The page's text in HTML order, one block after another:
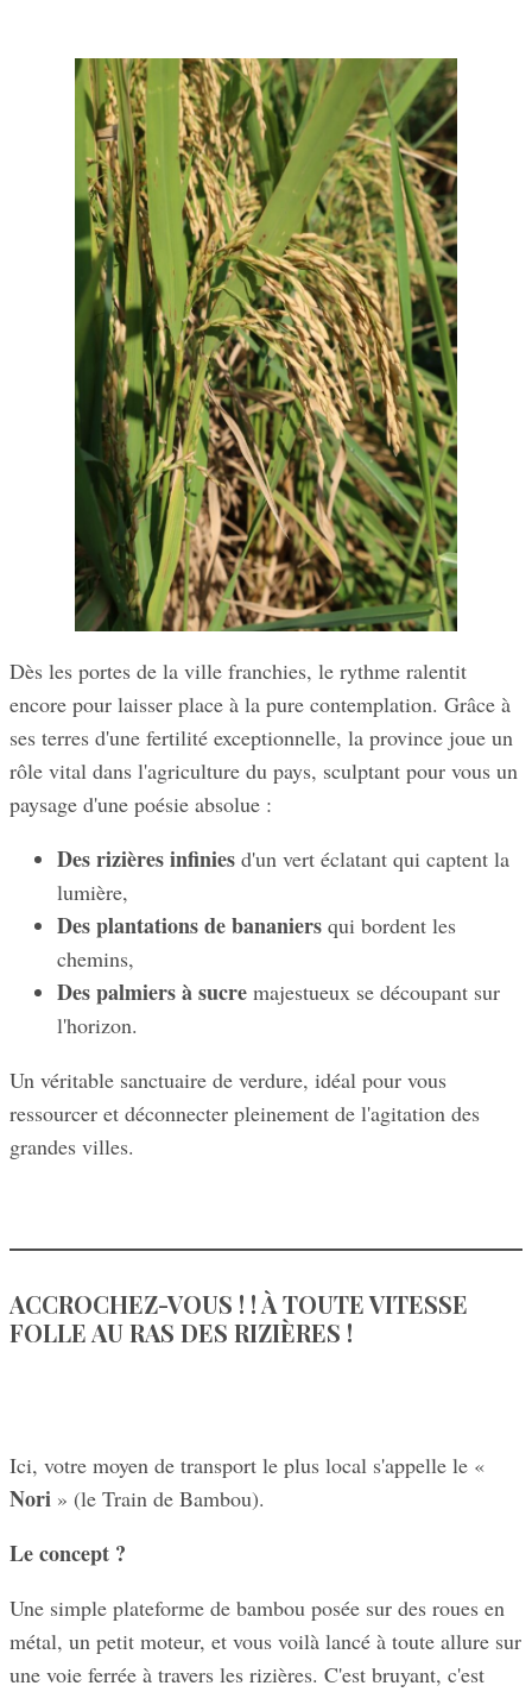
Dès les portes de la ville franchies, le rythme ralentit
encore pour laisser place à la pure contemplation. Grâce à
ses terres d'une fertilité exceptionnelle, la province joue un
rôle vital dans l'agriculture du pays, sculptant pour vous un
paysage d'une poésie absolue :
Des rizières infinies d'un vert éclatant qui captent la
lumière,
Des plantations de bananiers qui bordent les
chemins,
Des palmiers à sucre majestueux se découpant sur
l'horizon.
Un véritable sanctuaire de verdure, idéal pour vous
ressourcer et déconnecter pleinement de l'agitation des
grandes villes.
ACCROCHEZ-VOUS ! ! À TOUTE VITESSE
FOLLE AU RAS DES RIZIÈRES !
Ici, votre moyen de transport le plus local s'appelle le «
Nori » (le Train de Bambou).
Le concept ?
Une simple plateforme de bambou posée sur des roues en
métal, un petit moteur, et vous voilà lancé à toute allure sur
une voie ferrée à travers les rizières. C'est bruyant, c'est